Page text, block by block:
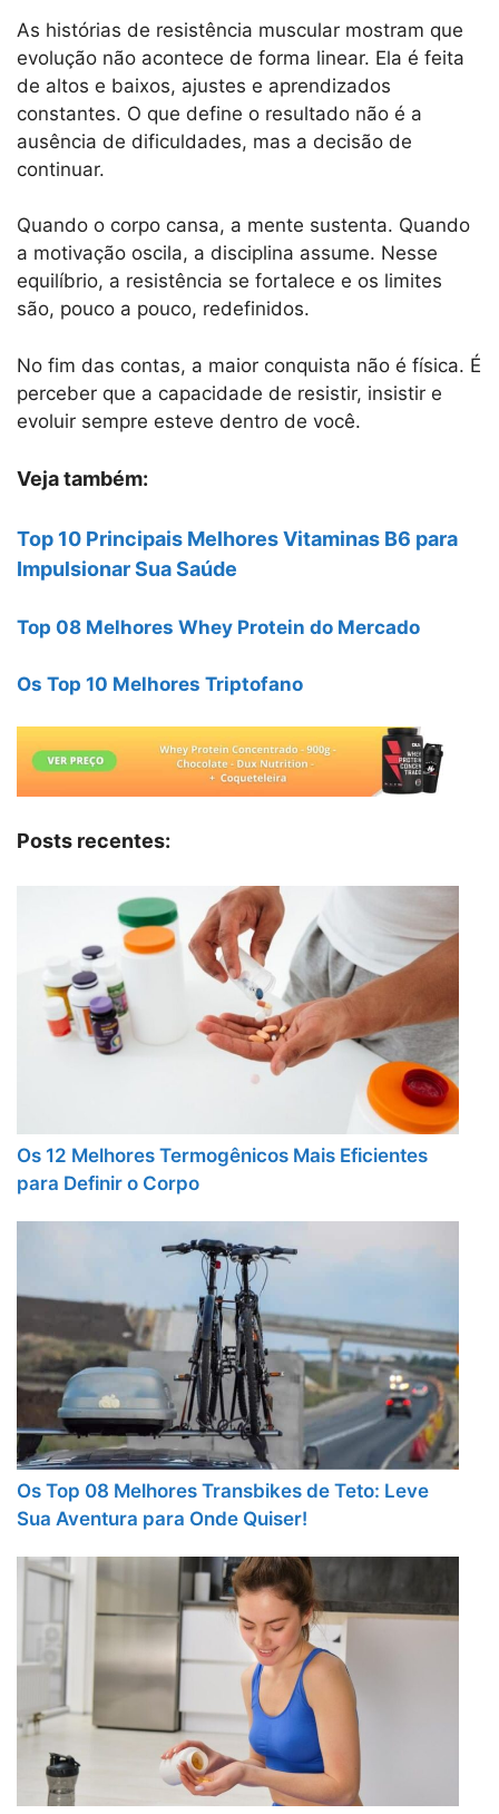
As histórias de resistência muscular mostram que
evolução não acontece de forma linear. Ela é feita
de altos e baixos, ajustes e aprendizados
constantes. O que define o resultado não é a
ausência de dificuldades, mas a decisão de
continuar.
Quando o corpo cansa, a mente sustenta. Quando
a motivação oscila, a disciplina assume. Nesse
equilíbrio, a resistência se fortalece e os limites
são, pouco a pouco, redefinidos.
No fim das contas, a maior conquista não é física. É
perceber que a capacidade de resistir, insistir e
evoluir sempre esteve dentro de você.
Veja também:
Top 10 Principais Melhores Vitaminas B6 para
Impulsionar Sua Saúde
Top 08 Melhores Whey Protein do Mercado
Os Top 10 Melhores Triptofano
Posts recentes:
Os 12 Melhores Termogênicos Mais Eficientes
para Definir o Corpo
Os Top 08 Melhores Transbikes de Teto: Leve
Sua Aventura para Onde Quiser!